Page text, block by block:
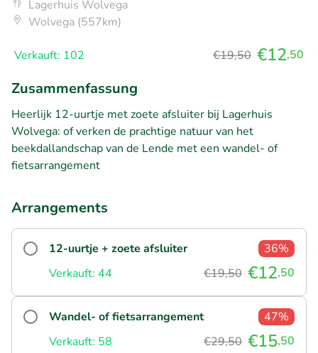
Lagerhuis Wolvega
Wolvega (557km)
Verkauft: 102 €19,50 €12,50
Zusammenfassung
Heerlijk 12-uurtje met zoete afsluiter bij Lagerhuis
Wolvega: of verken de prachtige natuur van het
beekdallandschap van de Lende met een wandel- of
fietsarrangement
Arrangements
12-uurtje + zoete afsluiter
36%
Verkauft: 44
€19,50 €12,50
Wandel- of fietsarrangement
47%
Verkauft: 58
€29,50 €15,50